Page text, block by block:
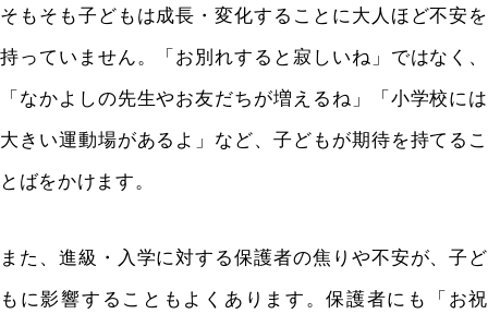
そもそも子どもは成長・変化することに大人ほど不安を
持っていません。「お別れすると寂しいね」ではなく、
「なかよしの先生やお友だちが増えるね」「小学校には
大きい運動場があるよ」など、子どもが期待を持てるこ
とばをかけます。
また、進級・入学に対する保護者の焦りや不安が、子ど
もに影響することもよくあります。保護者にも「お祝